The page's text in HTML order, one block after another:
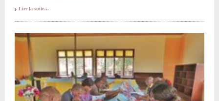
Lancement
des
Programmes
Lire la suite…